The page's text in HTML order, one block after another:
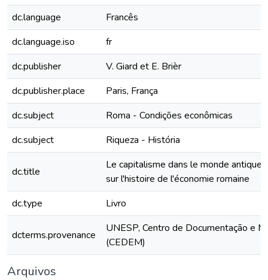
dc.language
Francês
dc.language.iso
fr
dc.publisher
V. Giard et E. Brièr
dc.publisher.place
Paris, França
dc.subject
Roma - Condições econômicas
dc.subject
Riqueza - História
dc.title
Le capitalisme dans le monde antique
sur l'histoire de l'économie romaine
dc.type
Livro
dcterms.provenance
UNESP, Centro de Documentação e
(CEDEM)
Arquivos